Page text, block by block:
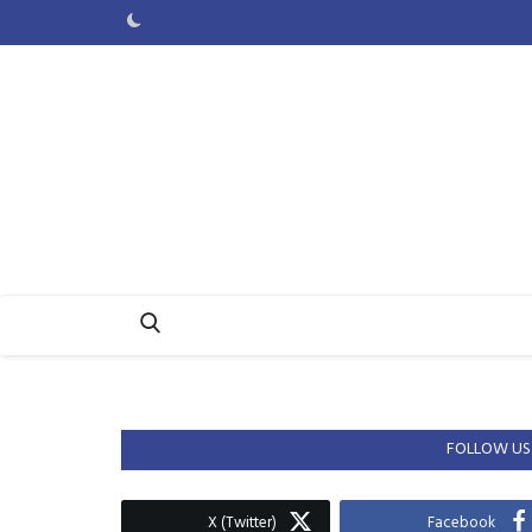
FOLLOW US
Facebook
X (Twitter)